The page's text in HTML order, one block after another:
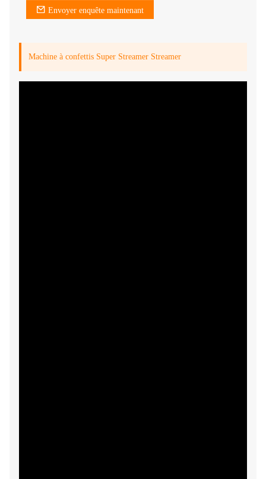
Envoyer enquête maintenant
Machine à confettis Super Streamer Streamer